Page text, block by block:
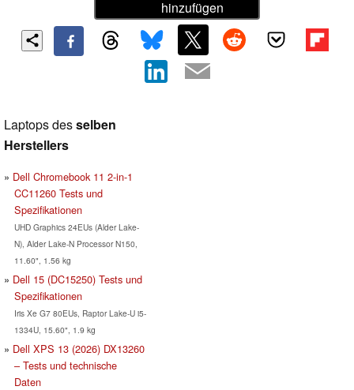
hinzufügen
Laptops desselben
Herstellers
Dell Chromebook 11 2-in-1
CC11260 Tests und
Spezifikationen
UHD Graphics 24EUs (Alder Lake-
N), Alder Lake-N Processor N150,
11.60", 1.56 kg
Dell 15 (DC15250) Tests und
Spezifikationen
Iris Xe G7 80EUs, Raptor Lake-U i5-
1334U, 15.60", 1.9 kg
Dell XPS 13 (2026) DX13260
– Tests und technische
Daten